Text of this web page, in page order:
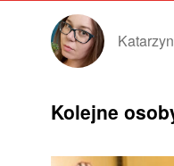
Kolejne